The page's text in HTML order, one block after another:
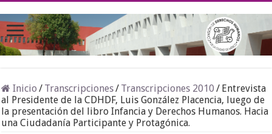
Inicio / Transcripciones/ Transcripciones 2010 / Entrevista
al Presidente de la CDHDF, Luis González Placencia, luego de
la presentación del libro Infancia y Derechos Humanos. Hacia
una Ciudadanía Participante y Protagónica.